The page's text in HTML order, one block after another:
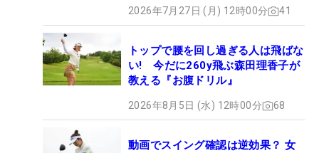
2026年7月27日 (月) 12時00分 41
トップで腰を回し過ぎる人は飛ばな
い! 今だに260y飛ぶ森田理香子が
教える『お腹ドリル』
2026年8月5日 (水) 12時00分 68
動画でスイング確認は逆効果？ 女